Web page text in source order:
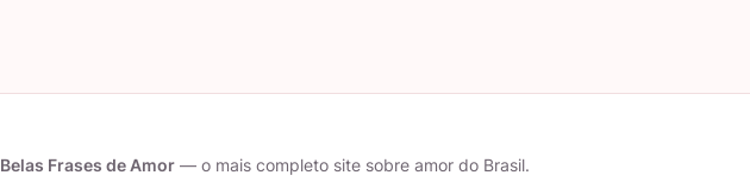
Belas Frases de Amor — o mais completo site sobre amor do Brasil.